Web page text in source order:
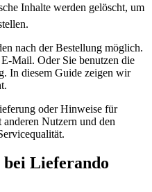
Inhalte werden gelöscht, um
nach der Bestellung möglich.
Mail. Oder Sie benutzen die
In diesem Guide zeigen wir
oder Hinweise für
Nutzern und den
Lieferando